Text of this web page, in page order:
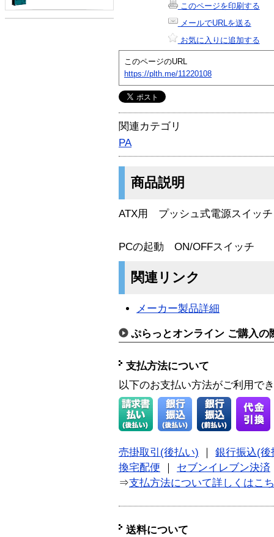
このページを印刷する
メールでURLを送る
お気に入りに追加する
このページのURL
https://plth.me/11220108
関連カテゴリ
PA
商品説明
ATX用 プッシュ式電源スイッチ
PCの起動 ON/OFFスイッチ
関連リンク
メーカー製品詳細
ぷらっとオンライン ご購入の
支払方法について
以下のお支払い方法がご利用で
売掛取引(後払い)
銀行振込(後
換宅配便
セブンイレブン決済
⇒支払方法について詳しくはこ
送料について